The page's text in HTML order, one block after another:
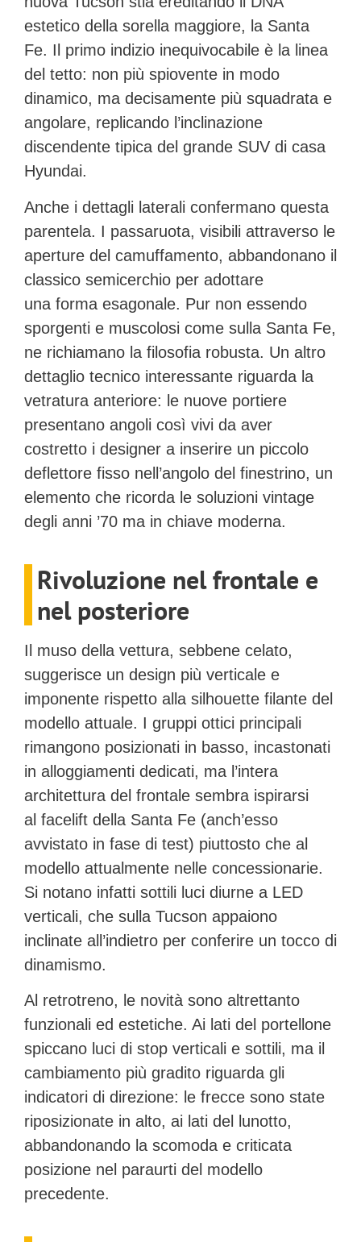
estetico della sorella maggiore, la Santa
Fe. Il primo indizio inequivocabile è la linea
del tetto: non più spiovente in modo
dinamico, ma decisamente più squadrata e
angolare, replicando l’inclinazione
discendente tipica del grande SUV di casa
Hyundai.
Anche i dettagli laterali confermano questa
parentela. I passaruota, visibili attraverso le
aperture del camuffamento, abbandonano il
classico semicerchio per adottare
una forma esagonale. Pur non essendo
sporgenti e muscolosi come sulla Santa Fe,
ne richiamano la filosofia robusta. Un altro
dettaglio tecnico interessante riguarda la
vetratura anteriore: le nuove portiere
presentano angoli così vivi da aver
costretto i designer a inserire un piccolo
deflettore fisso nell’angolo del finestrino, un
elemento che ricorda le soluzioni vintage
degli anni ’70 ma in chiave moderna.
Rivoluzione nel frontale e
nel posteriore
Il muso della vettura, sebbene celato,
suggerisce un design più verticale e
imponente rispetto alla silhouette filante del
modello attuale. I gruppi ottici principali
rimangono posizionati in basso, incastonati
in alloggiamenti dedicati, ma l’intera
architettura del frontale sembra ispirarsi
al facelift della Santa Fe (anch’esso
avvistato in fase di test) piuttosto che al
modello attualmente nelle concessionarie.
Si notano infatti sottili luci diurne a LED
verticali, che sulla Tucson appaiono
inclinate all’indietro per conferire un tocco di
dinamismo.
Al retrotreno, le novità sono altrettanto
funzionali ed estetiche. Ai lati del portellone
spiccano luci di stop verticali e sottili, ma il
cambiamento più gradito riguarda gli
indicatori di direzione: le frecce sono state
riposizionate in alto, ai lati del lunotto,
abbandonando la scomoda e criticata
posizione nel paraurti del modello
precedente.